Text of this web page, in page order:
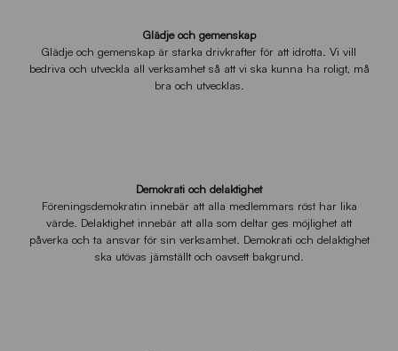
Glädje och gemenskap
Glädje och gemenskap är starka drivkrafter för att idrotta. Vi vill
bedriva och utveckla all verksamhet så att vi ska kunna ha roligt, må
bra och utvecklas.
Demokrati och delaktighet
Föreningsdemokratin innebär att alla medlemmars röst har lika
värde. Delaktighet innebär att alla som deltar ges möjlighet att
påverka och ta ansvar för sin verksamhet. Demokrati och delaktighet
ska utövas jämställt och oavsett bakgrund.